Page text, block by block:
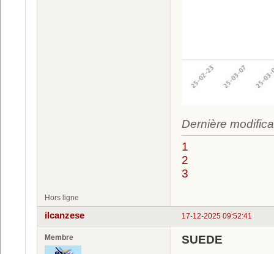
Dernière
1
2
3
Hors ligne
17-12-2025 09:52:41
ilcanzese
Membre
SUEDE